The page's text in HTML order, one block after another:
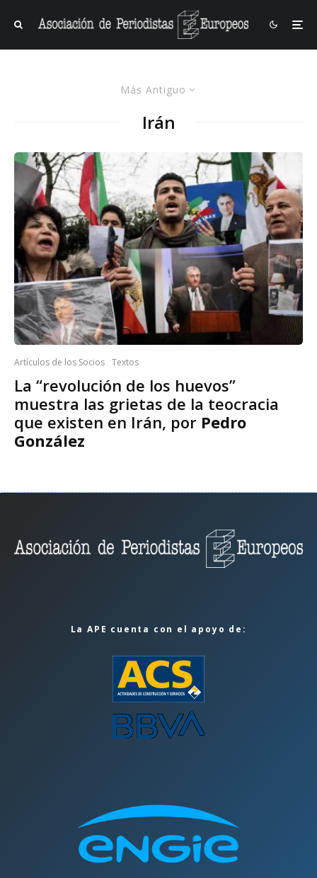
Más Antiguo
Irán
Artículos de los Socios Textos
La “revolución de los huevos”
muestra las grietas de la teocracia
que existen en Irán, por Pedro
González
La APE cuenta con el apoyo de: